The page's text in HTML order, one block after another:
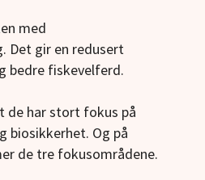
med
Det gir en redusert
bedre fiskevelferd.
de har stort fokus på
biosikkerhet. Og på
de tre fokusområdene.